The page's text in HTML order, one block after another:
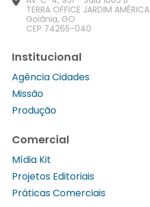
TERRA OFFICE JARDIM AMÉRICA
Goiânia, GO
CEP 74265-040
Institucional
Agência Cidades
Missão
Produção
Comercial
Mídia Kit
Projetos Editoriais
Práticas Comerciais